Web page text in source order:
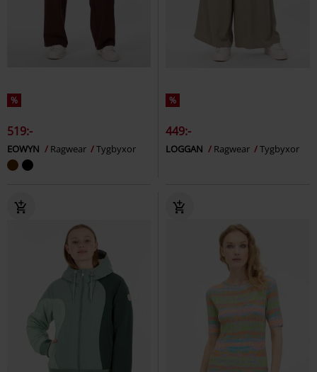
%
519:-
EOWYN Ragwear Tygbyxor
%
449:-
LOGGAN Ragwear Tygbyxor